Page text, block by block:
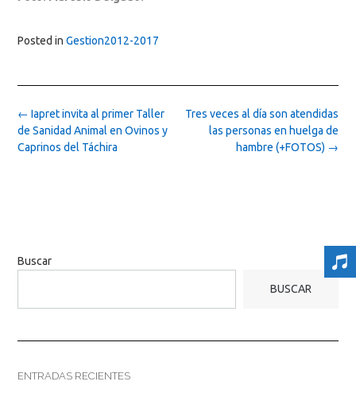
Posted in Gestion2012-2017
Post
navigation
Tres veces al día son atendidas
las personas en huelga de
hambre (+FOTOS) →
← Iapret invita al primer Taller
de Sanidad Animal en Ovinos y
Caprinos del Táchira
Buscar
BUSCAR
ENTRADAS RECIENTES